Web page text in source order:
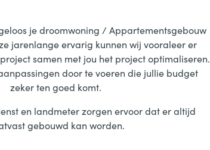
je droomwoning / Appartementsgebouw
jarenlange ervarig kunnen wij vooraleer er
samen met jou het project optimaliseren.
door te voeren die jullie budget
zeker ten goed komt.
en landmeter zorgen ervoor dat er altijd
gebouwd kan worden.